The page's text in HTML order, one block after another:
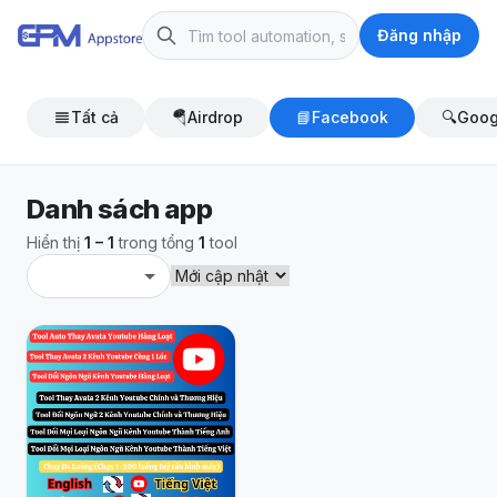
Đăng nhập
Tất cả 🪂Airdrop 📘Facebook 🔍
Danh sách app
Hiển thị 1 – 1 trong tổng 1 tool